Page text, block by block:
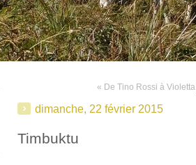
« De Tino Rossi à Violetta
dimanche, 22 février 2015
Timbuktu